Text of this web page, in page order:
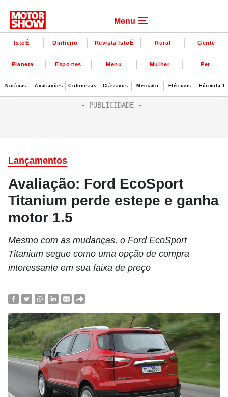
Menu
IstoÉ Dinheiro Revista IstoÉ Rural Gente
Planeta Esportes Menu Mulher Pet
Notícias Avaliações Colunistas Clássicos Mercado Elétricos Fórmula 1
Lançamentos
Avaliação: Ford EcoSport
Titanium perde estepe e ganha
motor 1.5
Mesmo com as mudanças, o Ford EcoSport
Titanium segue como uma opção de compra
interessante em sua faixa de preço